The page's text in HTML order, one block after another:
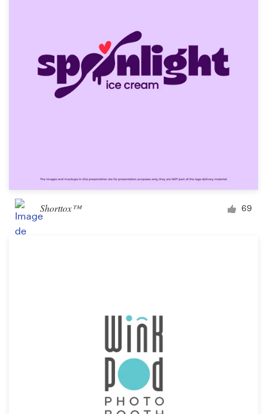
Shorttox™ 69